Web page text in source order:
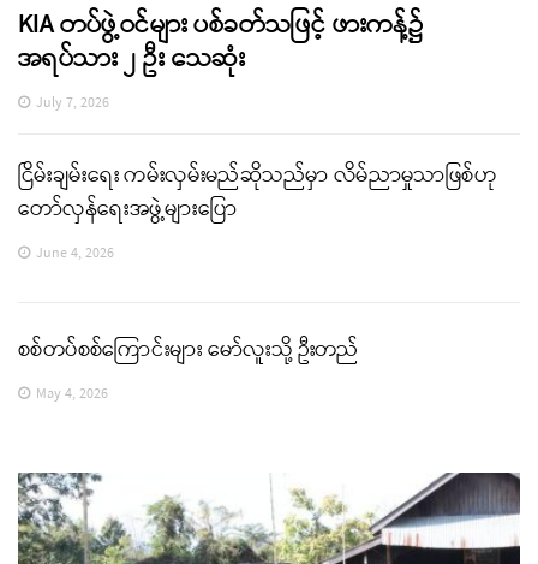
KIA တပ်ဖွဲ့ဝင်များ ပစ်ခတ်သဖြင့် ဖားကန့်၌
အရပ်သား ၂ ဦး သေဆုံး
July 7, 2026
ငြိမ်းချမ်းရေး ကမ်းလှမ်းမည်ဆိုသည်မှာ လိမ်ညာမှုသာဖြစ်ဟု
တော်လှန်ရေးအဖွဲ့များပြော
June 4, 2026
စစ်တပ်စစ်ကြောင်းများ မော်လူးသို့ ဦးတည်
May 4, 2026